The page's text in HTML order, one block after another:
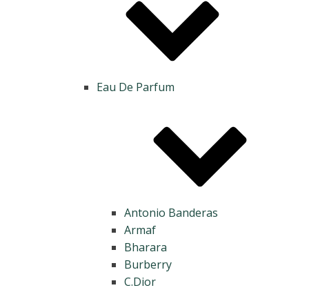
Eau De Parfum
Antonio Banderas
Armaf
Bharara
Burberry
C.Dior